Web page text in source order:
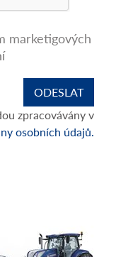
marketigových
zpracovávány v
osobních údajů.